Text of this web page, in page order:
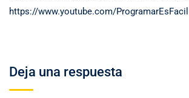
https://www.youtube.com/ProgramarEsFacil
Deja una respuesta